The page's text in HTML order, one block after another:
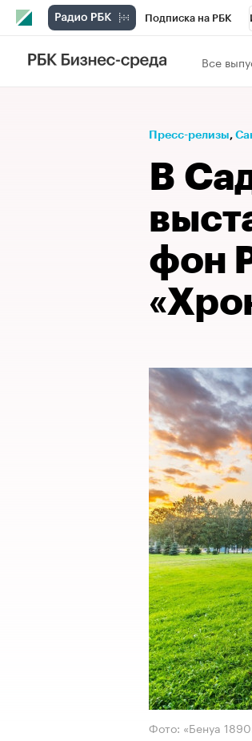
Подписка на РБК
Телеканал
Спецпроекты
Рынок наличной
Все
Пресс-релизы⁠,
В
фон
Фото: «Бенуа